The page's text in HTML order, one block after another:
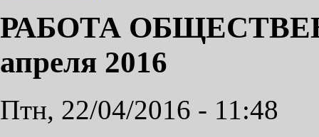
РАБОТА
апреля 2016
Птн, 22/04/2016 - 11:48